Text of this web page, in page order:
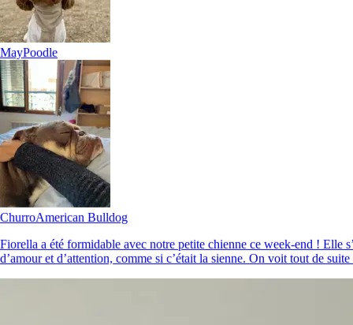
MayPoodle
ChurroAmerican Bulldog
Fiorella a été formidable avec notre petite chienne ce week-end ! Elle
d’amour et d’attention, comme si c’était la sienne. On voit tout de